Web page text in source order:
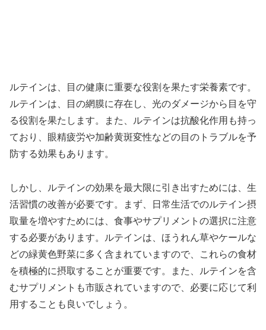
ルテインは、目の健康に重要な役割を果たす栄養素です。
ルテインは、目の網膜に存在し、光のダメージから目を守
る役割を果たします。また、ルテインは抗酸化作用も持っ
ており、眼精疲労や加齢黄斑変性などの目のトラブルを予
防する効果もあります。
しかし、ルテインの効果を最大限に引き出すためには、生
活習慣の改善が必要です。まず、日常生活でのルテイン摂
取量を増やすためには、食事やサプリメントの選択に注意
する必要があります。ルテインは、ほうれん草やケールな
どの緑黄色野菜に多く含まれていますので、これらの食材
を積極的に摂取することが重要です。また、ルテインを含
むサプリメントも市販されていますので、必要に応じて利
用することも良いでしょう。